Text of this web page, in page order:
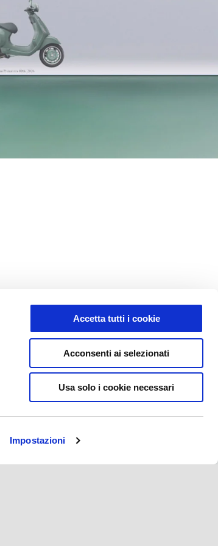
Impostazioni
Accetta tutti i cookie
Acconsenti ai selezionati
Usa solo i cookie necessari